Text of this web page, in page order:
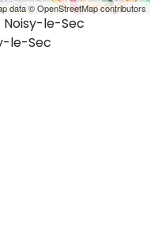
data © OpenStreetMap contributors
Noisy-le-Sec
le-Sec